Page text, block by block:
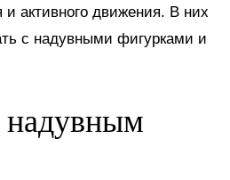
и активного движения. В них
с надувными фигурками и
надувным